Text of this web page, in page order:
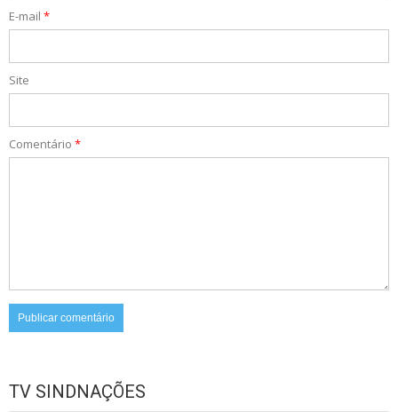
E-mail *
Site
Comentário *
TV SINDNAÇÕES